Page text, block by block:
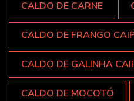
CALDO DE CARNE
CALDO DE FRANGO
CALDO DE GALINHA
CALDO DE MOCOTÓ